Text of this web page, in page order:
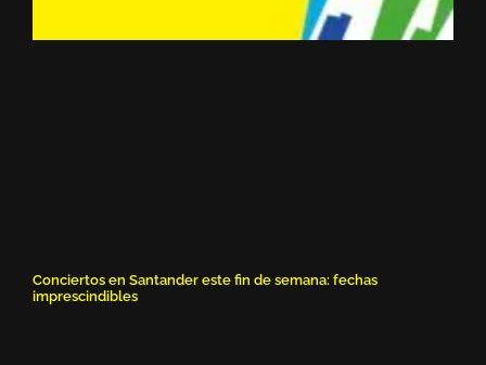
Conciertos en Santander este fin de semana: fechas
imprescindibles